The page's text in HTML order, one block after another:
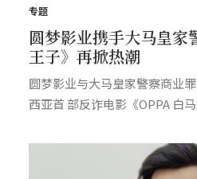
专题
圆梦影业携手大马皇家
王子》再掀热潮
圆梦影业与大马皇家警察商业
西亚首 部反诈电影《OPPA 白